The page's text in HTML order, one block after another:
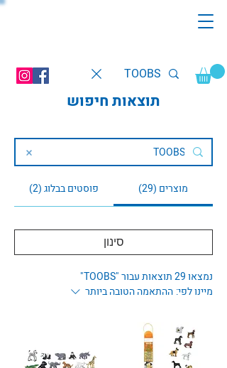
תוצאות חיפוש
מוצרים (29) פוסטים בבלוג (2)
סינון
נמצאו 29 תוצאות עבור "TOOBS"
מיינו לפי: ההתאמה הטובה ביותר